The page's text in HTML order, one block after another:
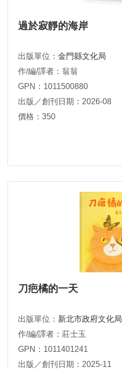
過於寂靜的海岸
出版單位： 金門縣文化局
作/編/譯者：翁翁
GPN：1011500880
出版／創刊日期：2026-08
價格：350
刀疤橘的一天
出版單位： 新北市政府文化局
作/編/譯者：莊士玉
GPN：1011401241
出版／創刊日期：2025-11